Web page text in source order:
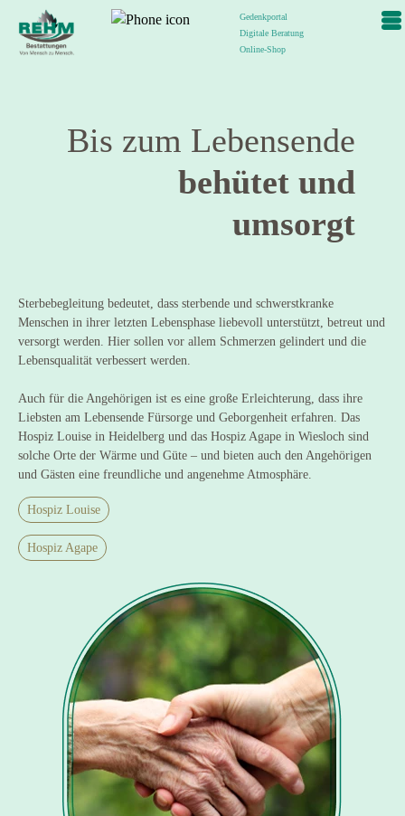
Gedenkportal
Digitale Beratung
Online-Shop
Bis zum Lebensende
behütet und
umsorgt
Sterbebegleitung bedeutet, dass sterbende und schwerstkranke
Menschen in ihrer letzten Lebensphase liebevoll unterstützt, betreut und
versorgt werden. Hier sollen vor allem Schmerzen gelindert und die
Lebensqualität verbessert werden.
Auch für die Angehörigen ist es eine große Erleichterung, dass ihre
Liebsten am Lebensende Fürsorge und Geborgenheit erfahren. Das
Hospiz Louise in Heidelberg und das Hospiz Agape in Wiesloch sind
solche Orte der Wärme und Güte – und bieten auch den Angehörigen
und Gästen eine freundliche und angenehme Atmosphäre.
Hospiz Louise
Hospiz Agape